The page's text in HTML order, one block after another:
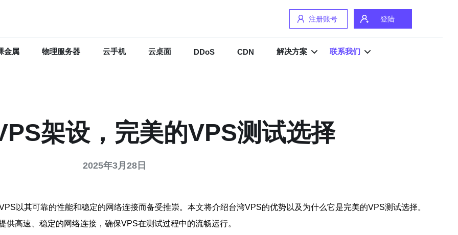
注册账号 登陆
金属 物理服务器 云手机 云桌面 DDoS CDN 解决方案 联系我们
架设，完美的VPS测试选择
2025年3月28日
以其可靠的性能和稳定的网络连接而备受推崇。本文将介绍台湾VPS的优势以及为什么它是完美的VPS测试选择。
高速、稳定的网络连接，确保VPS在测试过程中的流畅运行。